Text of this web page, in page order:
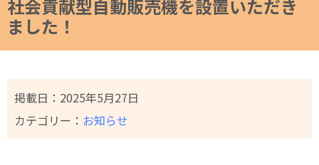
社会貢献型自動販売機を設置いただき
ました！
掲載日： 2025年5月27日
カテゴリー： お知らせ